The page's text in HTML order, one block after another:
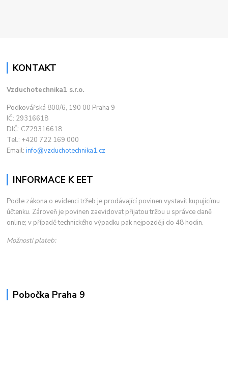
KONTAKT
Vzduchotechnika1 s.r.o.
Podkovářská 800/6, 190 00 Praha 9
IČ: 29316618
DIČ: CZ29316618
Tel.: +420 722 169 000
Email:info@vzduchotechnika1.cz
INFORMACE K EET
Podle zákona o evidenci tržeb je prodávající povinen vystavit kupujícímu
účtenku. Zároveň je povinen zaevidovat přijatou tržbu u správce daně
online; v případě technického výpadku pak nejpozději do 48 hodin.
Možnosti plateb:
Pobočka Praha 9